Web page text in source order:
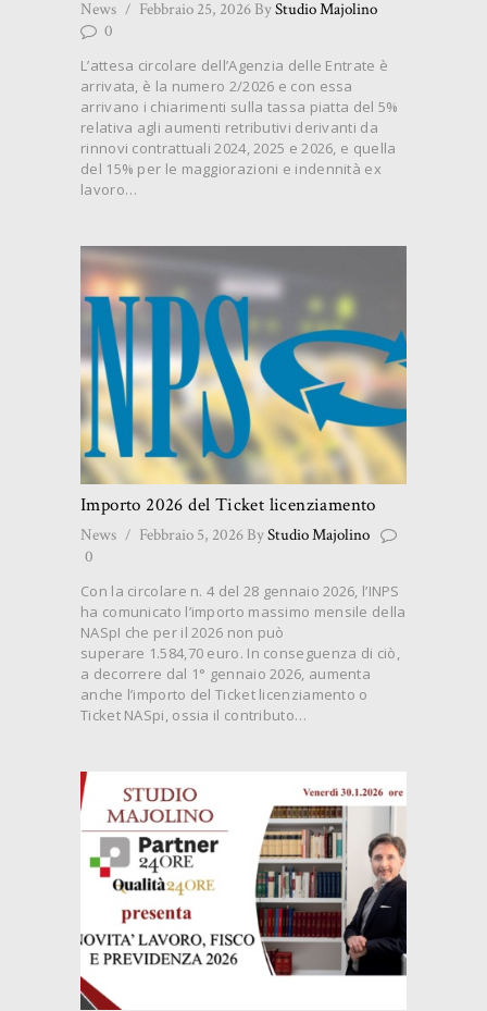
News Febbraio 25, 2026 ByStudio Majolino
0
L’attesa circolare dell’Agenzia delle Entrate è
arrivata, è la numero 2/2026 e con essa
arrivano i chiarimenti sulla tassa piatta del 5%
relativa agli aumenti retributivi derivanti da
rinnovi contrattuali 2024, 2025 e 2026, e quella
del 15% per le maggiorazioni e indennità ex
lavoro…
Importo 2026 del Ticket licenziamento
News Febbraio 5, 2026 ByStudio Majolino
0
Con la circolare n. 4 del 28 gennaio 2026, l’INPS
ha comunicato l’importo massimo mensile della
NASpI che per il 2026 non può
superare 1.584,70 euro. In conseguenza di ciò,
a decorrere dal 1° gennaio 2026, aumenta
anche l’importo del Ticket licenziamento o
Ticket NASpi, ossia il contributo…